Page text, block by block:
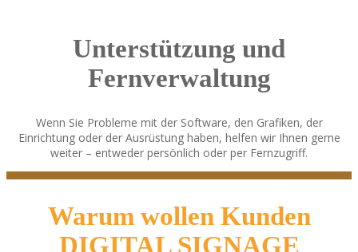
Unterstützung und
Fernverwaltung
Wenn Sie Probleme mit der Software, den Grafiken, der
Einrichtung oder der Ausrüstung haben, helfen wir Ihnen gerne
weiter – entweder persönlich oder per Fernzugriff.
Warum wollen Kunden
DIGITAL SIGNAGE